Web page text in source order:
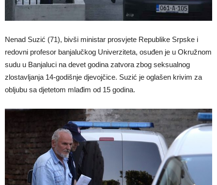
Nenad Suzić (71), bivši ministar prosvjete Republike Srpske i
redovni profesor banjalučkog Univerziteta, osuđen je u Okružnom
sudu u Banjaluci na devet godina zatvora zbog seksualnog
zlostavljanja 14-godišnje djevojčice. Suzić je oglašen krivim za
obljubu sa djetetom mlađim od 15 godina.